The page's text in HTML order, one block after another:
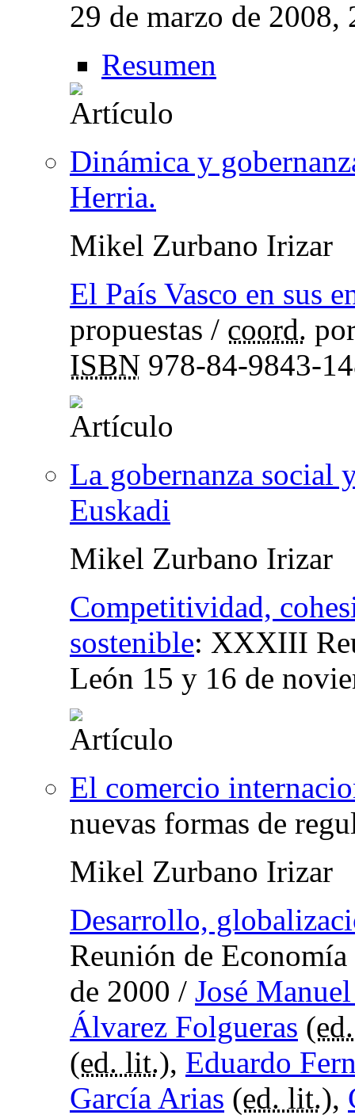
29 de marzo de 2008,
Resumen
Dinámica y
Herria.
Mikel Zurbano Irizar
El País Vasco en sus
propuestas / coord.
ISBN 978-84-9843-
La gobernanza social
Euskadi
Mikel Zurbano Irizar
Competitividad,
sostenible: XXXIII
León 15 y 16 de
El comercio
nuevas formas de
Mikel Zurbano Irizar
Desarrollo,
Reunión de
de 2000 / José
Álvarez Folgueras (
(ed. lit.), Eduardo
García Arias (ed. lit.),